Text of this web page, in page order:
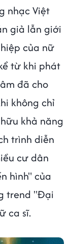
nhạc Việt
giả lẫn giới
của nữ
từ khi phát
đã cho
không chỉ
khả năng
trình diễn
cư dân
hình" của
trend "Đại
ca sĩ.